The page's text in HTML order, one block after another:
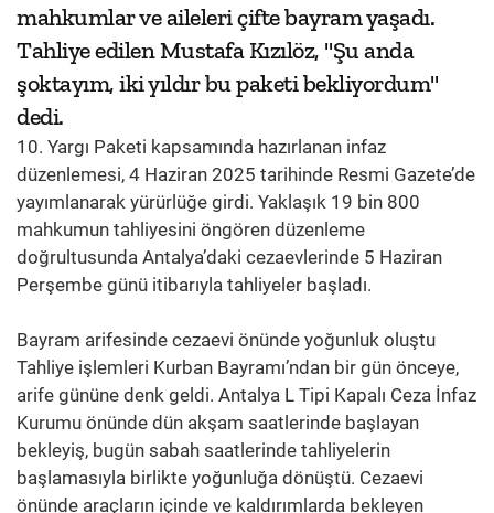
mahkumlar ve aileleri çifte bayram yaşadı.
Tahliye edilen Mustafa Kızılöz, "Şu anda
şoktayım, iki yıldır bu paketi bekliyordum"
dedi.
10. Yargı Paketi kapsamında hazırlanan infaz
düzenlemesi, 4 Haziran 2025 tarihinde Resmi Gazete’de
yayımlanarak yürürlüğe girdi. Yaklaşık 19 bin 800
mahkumun tahliyesini öngören düzenleme
doğrultusunda Antalya’daki cezaevlerinde 5 Haziran
Perşembe günü itibarıyla tahliyeler başladı.
Bayram arifesinde cezaevi önünde yoğunluk oluştu
Tahliye işlemleri Kurban Bayramı’ndan bir gün önceye,
arife gününe denk geldi. Antalya L Tipi Kapalı Ceza İnfaz
Kurumu önünde dün akşam saatlerinde başlayan
bekleyiş, bugün sabah saatlerinde tahliyelerin
başlamasıyla birlikte yoğunluğa dönüştü. Cezaevi
önünde araçların içinde ve kaldırımlarda bekleyen